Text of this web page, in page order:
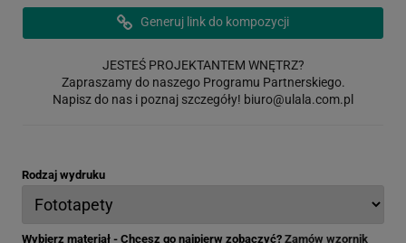
Generuj link do kompozycji
JESTEŚ PROJEKTANTEM WNĘTRZ?
Zapraszamy do naszego Programu Partnerskiego.
Napisz do nas i poznaj szczegóły! biuro@ulala.com.pl
Rodzaj wydruku
Wybierz materiał - Chcesz go najpierw zobaczyć? Zamów wzornik